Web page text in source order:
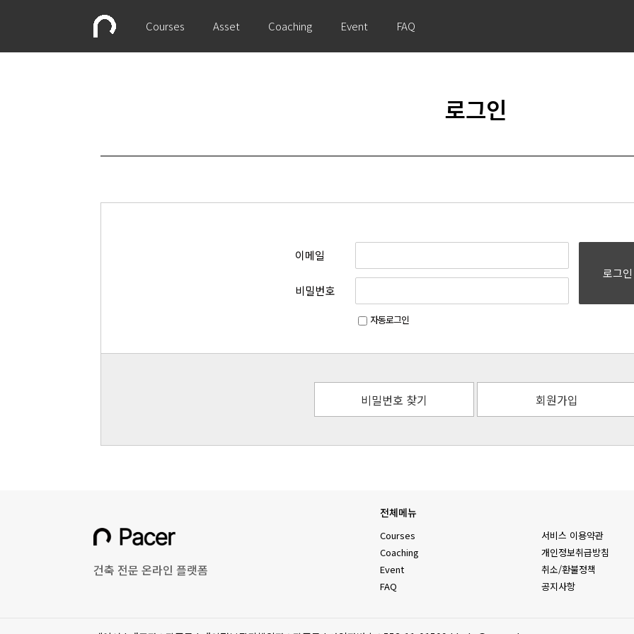
Courses Asset Coaching Event FAQ
로그인
이메일
비밀번호
자동로그인
로그인
비밀번호 찾기 회원가입
건축 전문 온라인 플랫폼
전체메뉴
Courses
Coaching
Event
FAQ
서비스 이용약관
개인정보취급방침
취소/환불정책
공지사항